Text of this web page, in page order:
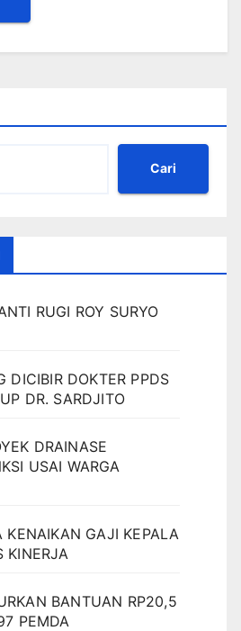
Cari
RUGI ROY SURYO
DICIBIR DOKTER PPDS
DR. SARDJITO
DRAINASE
USAI WARGA
KENAIKAN GAJI KEPALA
KINERJA
BANTUAN RP20,5
PEMDA